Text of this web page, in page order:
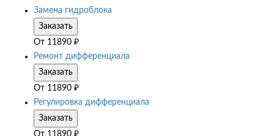
Замена гидроблока
Заказать
От 11890 ₽
Ремонт дифференциала
Заказать
От 11890 ₽
Регулировка дифференциала
Заказать
От 11890 ₽